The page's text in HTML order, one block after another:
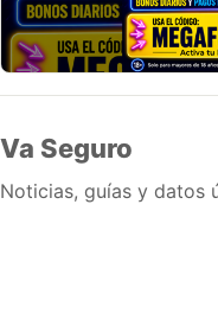
Va Seguro
Noticias, guías y datos